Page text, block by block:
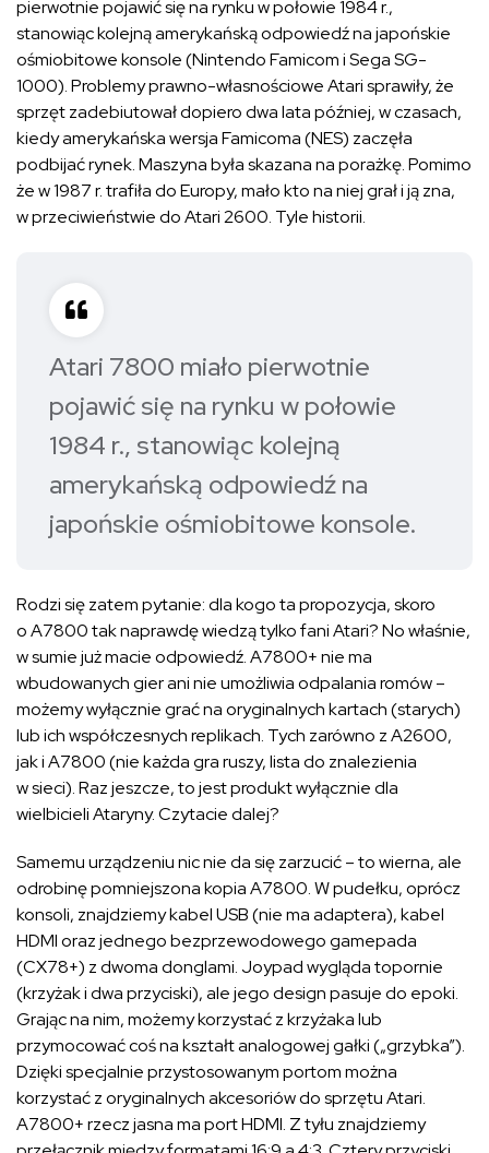
pierwotnie pojawić się na rynku w połowie 1984 r.,
stanowiąc kolejną amerykańską odpowiedź na japońskie
ośmiobitowe konsole (Nintendo Famicom i Sega SG-
1000). Problemy prawno-własnościowe Atari sprawiły, że
sprzęt zadebiutował dopiero dwa lata później, w czasach,
kiedy amerykańska wersja Famicoma (NES) zaczęła
podbijać rynek. Maszyna była skazana na porażkę. Pomimo
że w 1987 r. trafiła do Europy, mało kto na niej grał i ją zna,
w przeciwieństwie do Atari 2600. Tyle historii.
Atari 7800 miało pierwotnie
pojawić się na rynku w połowie
1984 r., stanowiąc kolejną
amerykańską odpowiedź na
japońskie ośmiobitowe konsole.
Rodzi się zatem pytanie: dla kogo ta propozycja, skoro
o A7800 tak naprawdę wiedzą tylko fani Atari? No właśnie,
w sumie już macie odpowiedź. A7800+ nie ma
wbudowanych gier ani nie umożliwia odpalania romów –
możemy wyłącznie grać na oryginalnych kartach (starych)
lub ich współczesnych replikach. Tych zarówno z A2600,
jak i A7800 (nie każda gra ruszy, lista do znalezienia
w sieci). Raz jeszcze, to jest produkt wyłącznie dla
wielbicieli Ataryny. Czytacie dalej?
Samemu urządzeniu nic nie da się zarzucić – to wierna, ale
odrobinę pomniejszona kopia A7800. W pudełku, oprócz
konsoli, znajdziemy kabel USB (nie ma adaptera), kabel
HDMI oraz jednego bezprzewodowego gamepada
(CX78+) z dwoma donglami. Joypad wygląda topornie
(krzyżak i dwa przyciski), ale jego design pasuje do epoki.
Grając na nim, możemy korzystać z krzyżaka lub
przymocować coś na kształt analogowej gałki („grzybka”).
Dzięki specjalnie przystosowanym portom można
korzystać z oryginalnych akcesoriów do sprzętu Atari.
A7800+ rzecz jasna ma port HDMI. Z tyłu znajdziemy